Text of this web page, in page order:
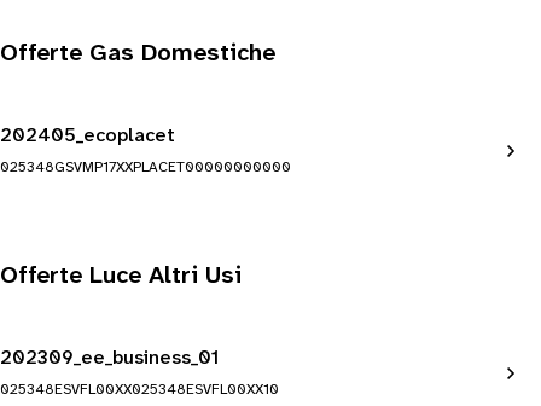
Offerte Gas Domestiche
202405_ecoplacet
025348GSVMP17XXPLACET00000000000
Offerte Luce Altri Usi
202309_ee_business_01
025348ESVFL00XX025348ESVFL00XX10